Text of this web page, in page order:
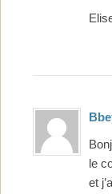
le
et